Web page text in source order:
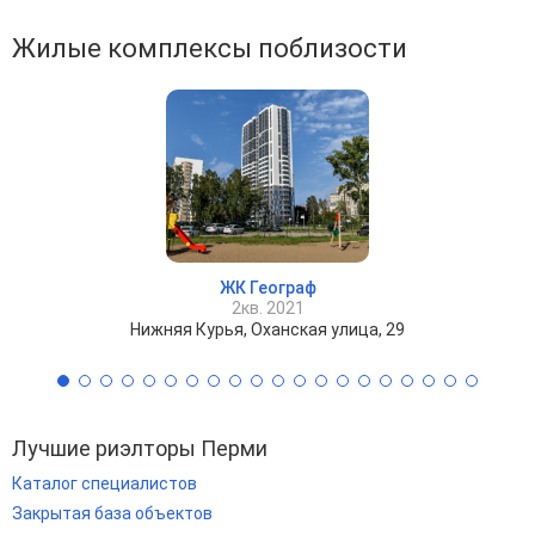
Жилые комплексы поблизости
ЖК Географ
2кв. 2021
Нижняя Курья, Оханская улица, 29
Лучшие риэлторы Перми
Каталог специалистов
Закрытая база объектов